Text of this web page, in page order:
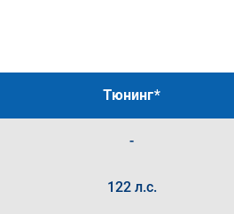
Тюнинг*
-
122 л.с.